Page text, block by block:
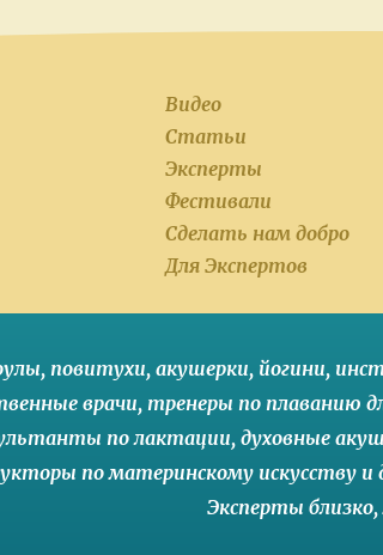
Видео
Статьи
Эксперты
Фестивали
Сделать нам добро
Для Экспертов
, повитухи, акушерки, йогини,
врачи, тренеры по плаванию
по лактации, духовные
по материнскому искусству и
Эксперты близко,